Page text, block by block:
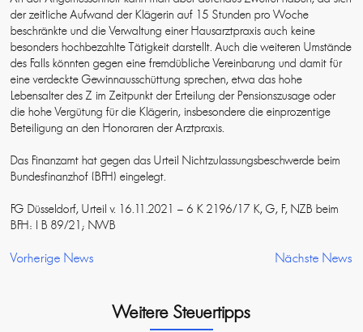
der zeitliche Aufwand der Klägerin auf 15 Stunden pro Woche
beschränkte und die Verwaltung einer Hausarztpraxis auch keine
besonders hochbezahlte Tätigkeit darstellt. Auch die weiteren Umstände
des Falls könnten gegen eine fremdübliche Vereinbarung und damit für
eine verdeckte Gewinnausschüttung sprechen, etwa das hohe
Lebensalter des Z im Zeitpunkt der Erteilung der Pensionszusage oder
die hohe Vergütung für die Klägerin, insbesondere die einprozentige
Beteiligung an den Honoraren der Arztpraxis.
Das Finanzamt hat gegen das Urteil Nichtzulassungsbeschwerde beim
Bundesfinanzhof (BFH) eingelegt.
FG Düsseldorf, Urteil v. 16.11.2021 – 6 K 2196/17 K, G, F, NZB beim
BFH: I B 89/21; NWB
Vorherige News Nächste News
Weitere Steuertipps